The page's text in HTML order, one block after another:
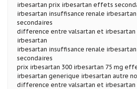
irbesartan prix irbesartan effets
irbesartan insuffisance renale
secondaires
difference entre valsartan et
irbesartan
irbesartan insuffisance renale
secondaires
prix irbesartan 300 irbesartan 75 mg
irbesartan generique irbesartan autre
difference entre valsartan et irbesartan